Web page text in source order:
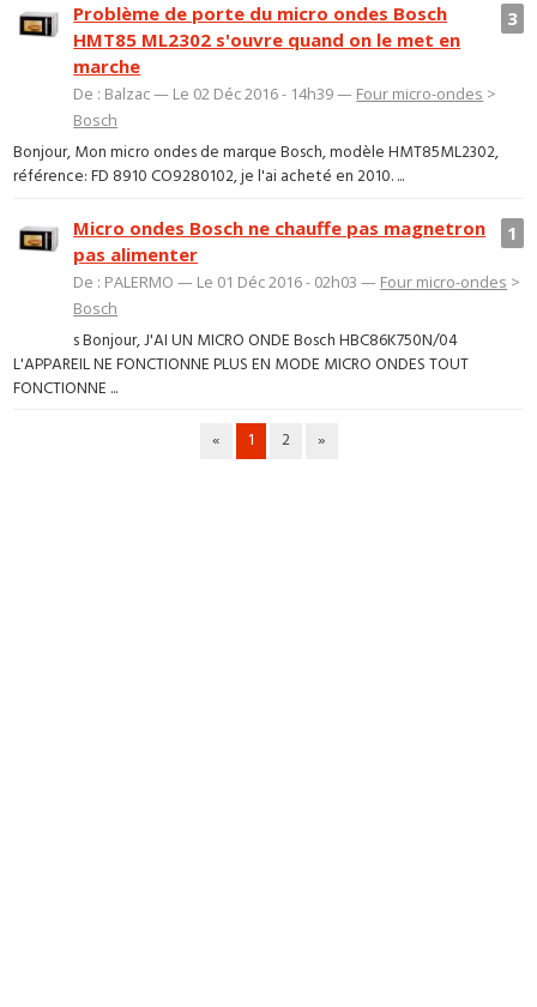
3
Problème de porte du micro ondes Bosch
HMT85 ML2302 s'ouvre quand on le met en
marche
De : Balzac — Le 02 Déc 2016 - 14h39 — Four micro-ondes >
Bosch
Bonjour, Mon micro ondes de marque Bosch, modèle HMT85ML2302,
référence: FD 8910 CO9280102, je l'ai acheté en 2010. ...
1
Micro ondes Bosch ne chauffe pas magnetron
pas alimenter
De : PALERMO — Le 01 Déc 2016 - 02h03 — Four micro-ondes >
Bosch
s Bonjour, J'AI UN MICRO ONDE Bosch HBC86K750N/04
L'APPAREIL NE FONCTIONNE PLUS EN MODE MICRO ONDES TOUT
FONCTIONNE ...
« 1 2 »